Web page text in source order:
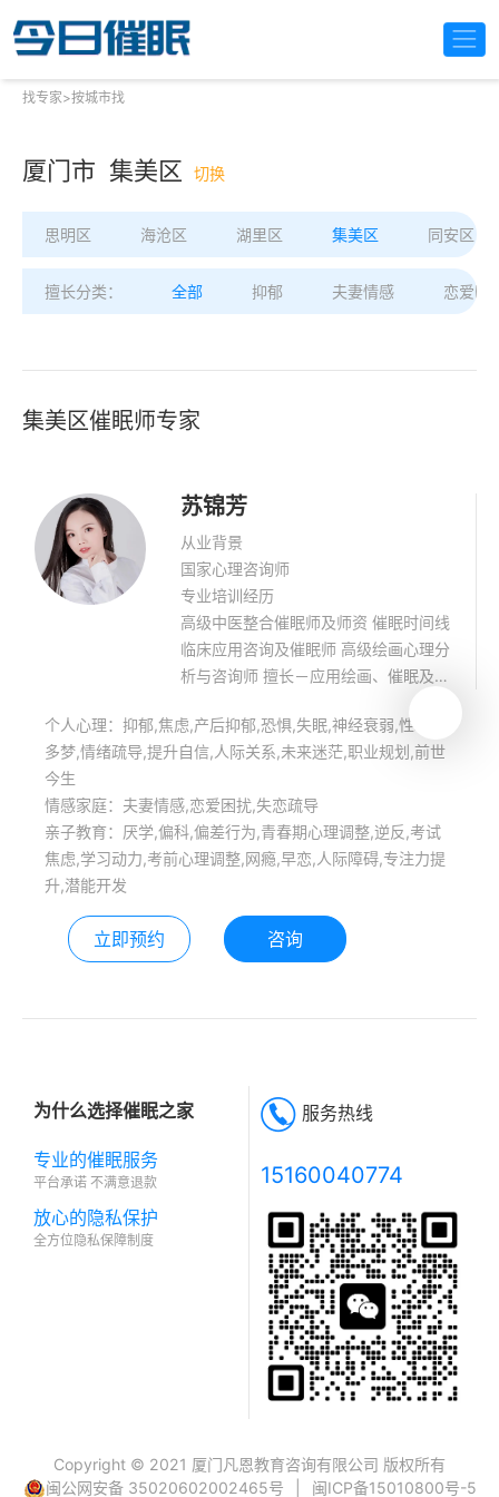
找专家>按城市找
厦门市 集美区 切换
思明区 海沧区 湖里区 集美区 同安区
擅长分类： 全部 抑郁 夫妻情感 恋爱困
集美区催眠师专家
苏锦芳
从业背景
国家心理咨询师
专业培训经历
高级中医整合催眠师及师资 催眠时间线
临床应用咨询及催眠师 高级绘画心理分
析与咨询师 擅长－应用绘画、催眠及远
虑、失眠、压力调节、催眠瘦身、青少
年心理健康 如您有心理方面问题需要了
个人心理：抑郁,焦虑,产后抑郁,恐惧,失眠,神经衰弱,性心理,
多梦,情绪疏导,提升自信,人际关系,未来迷茫,职业规划,前世
今生
情感家庭：夫妻情感,恋爱困扰,失恋疏导
亲子教育：厌学,偏科,偏差行为,青春期心理调整,逆反,考试
焦虑,学习动力,考前心理调整,网瘾,早恋,人际障碍,专注力提
升,潜能开发
立即预约 咨询
为什么选择催眠之家
专业的催眠服务
平台承诺 不满意退款
放心的隐私保护
全方位隐私保障制度
服务热线
15160040774
Copyright © 2021 厦门凡恩教育咨询有限公司 版权所有
闽公网安备 35020602002465号
闽ICP备15010800号-5